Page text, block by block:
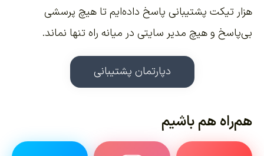
هزار تیکت پشتیبانی پاسخ داده‌ایم تا هیچ پرسشی
بی‌پاسخ و هیچ مدیر سایتی در میانه راه تنها نماند.
دپارتمان پشتیبانی
هم‌راه هم باشیم